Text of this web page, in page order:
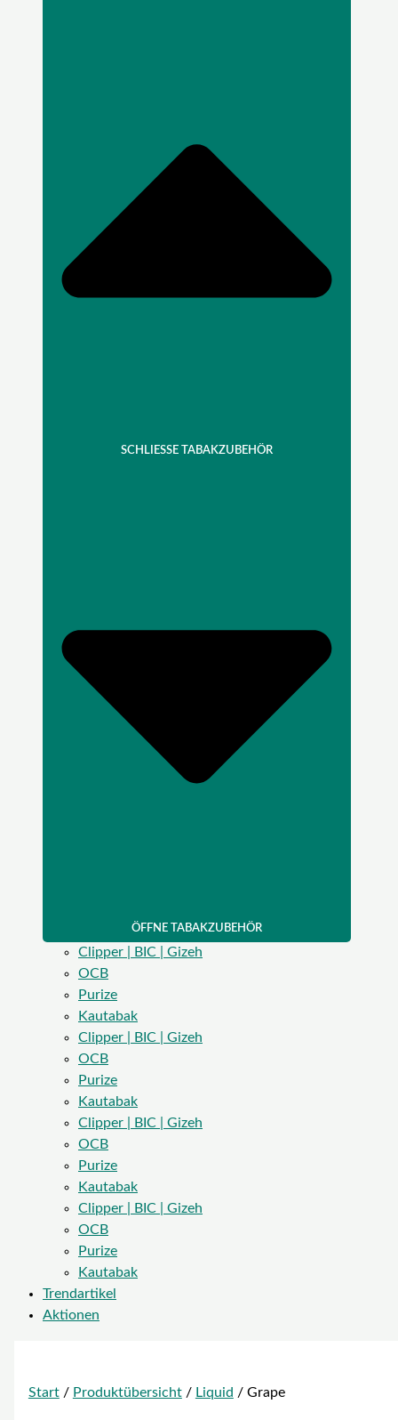
SCHLIESSE TABAKZUBEHÖR
ÖFFNE TABAKZUBEHÖR
Clipper | BIC | Gizeh
OCB
Purize
Kautabak
Clipper | BIC | Gizeh
OCB
Purize
Kautabak
Clipper | BIC | Gizeh
OCB
Purize
Kautabak
Clipper | BIC | Gizeh
OCB
Purize
Kautabak
Trendartikel
Aktionen
Start/ Produktübersicht/ Liquid / Grape